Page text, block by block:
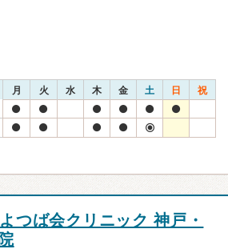
月 火 水 木 金 土 日 祝
よつば会クリニック 神戸・